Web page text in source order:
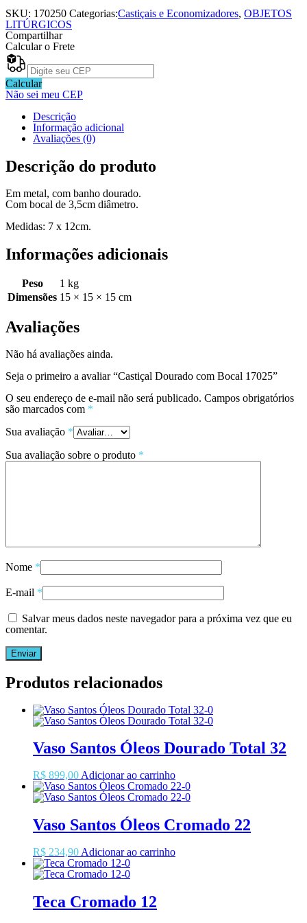
SKU: 170250 Categorias:Castiçais e Economizadores, OBJETOS
LITÚRGICOS
Compartilhar
Calcular o Frete
Calcular
Não sei meu CEP
Descrição
Informação adicional
Avaliações (0)
Descrição do produto
Em metal, com banho dourado.
Com bocal de 3,5cm diâmetro.
Medidas: 7 x 12cm.
Informações adicionais
Peso
1 kg
Dimensões 15 × 15 × 15 cm
Avaliações
Não há avaliações ainda.
Seja o primeiro a avaliar “Castiçal Dourado com Bocal 17025”
O seu endereço de e-mail não será publicado. Campos obrigatórios
são marcados com *
Sua avaliação *
Sua avaliação sobre o produto *
Nome *
E-mail *
Salvar meus dados neste navegador para a próxima vez que eu
comentar.
Produtos relacionados
Vaso Santos Óleos Dourado Total 32
R$ 899,00 Adicionar ao carrinho
Vaso Santos Óleos Cromado 22
R$ 234,90 Adicionar ao carrinho
Teca Cromado 12